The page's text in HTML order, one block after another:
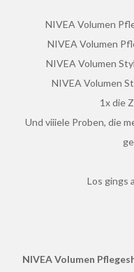
NIVEA Volumen
NIVEA Volumen
NIVEA Volumen
NIVEA Volumen
1x die
Und viiiele Proben, die meine Freundinnen begeistert an sich
Los
NIVEA Volumen